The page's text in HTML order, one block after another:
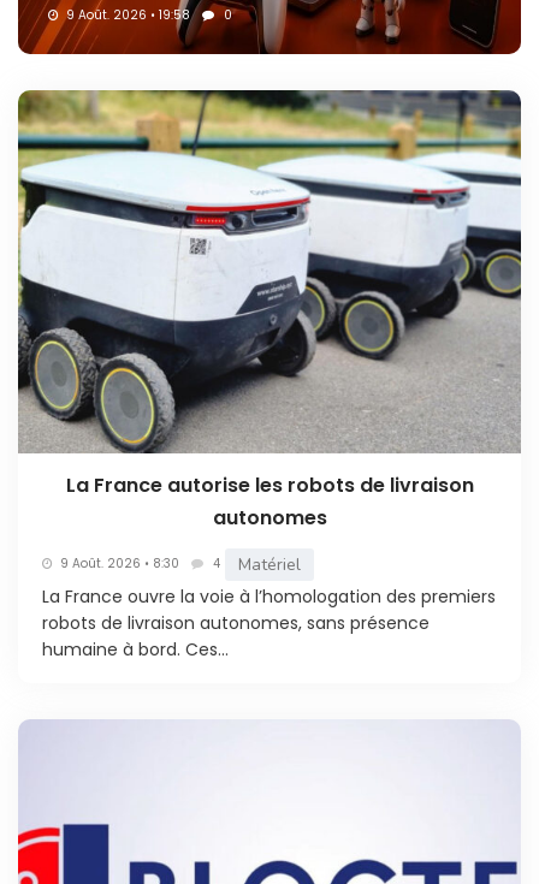
9 Août. 2026 • 19:58 0
La France autorise les robots de livraison
autonomes
9 Août. 2026 • 8:30 4 Matériel
La France ouvre la voie à l’homologation des premiers
robots de livraison autonomes, sans présence
humaine à bord. Ces...